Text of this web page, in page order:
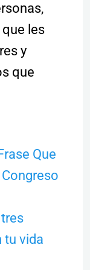
les
y
que
Que
tu vida